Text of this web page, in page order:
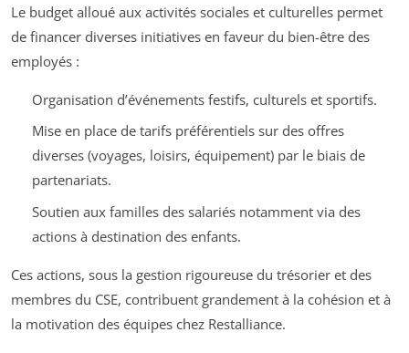
Le budget alloué aux activités sociales et culturelles permet
de financer diverses initiatives en faveur du bien-être des
employés :
Organisation d’événements festifs, culturels et sportifs.
Mise en place de tarifs préférentiels sur des offres
diverses (voyages, loisirs, équipement) par le biais de
partenariats.
Soutien aux familles des salariés notamment via des
actions à destination des enfants.
Ces actions, sous la gestion rigoureuse du trésorier et des
membres du CSE, contribuent grandement à la cohésion et à
la motivation des équipes chez Restalliance.